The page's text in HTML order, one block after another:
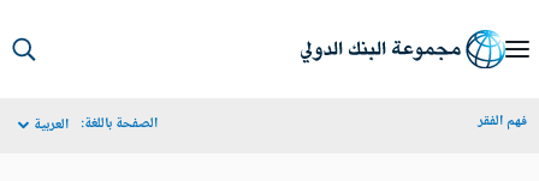
الفقر الصفحة باللغة: العربية